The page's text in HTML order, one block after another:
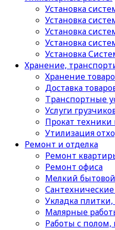
Установка
Установка
Установка
Установка
Установка
Хранение,
Хранение
Доставка
Транспортные
Услуги
Прокат техники
Утилизация
Ремонт и отделка
Ремонт
Ремонт офиса
Мелкий
Укладка
Малярные
Работы с